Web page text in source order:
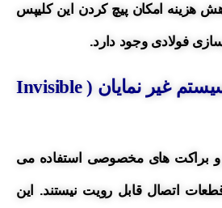
هزینه امکان پیچ کردن این کلیپس
فولادی وجود دارد.
غیر نمایان (Invisible
و براکت های مخصوصی استفاده می
اتصال قابل رویت نیستند. این